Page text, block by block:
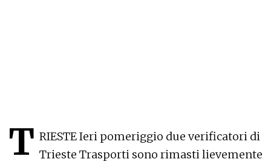
T RIESTE Ieri pomeriggio due verificatori di
Trieste Trasporti sono rimasti lievemente